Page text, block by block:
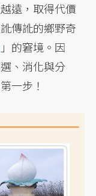
遠，取得代價
傳訛的鄉野奇
」的窘境。因
、消化與分
一步！